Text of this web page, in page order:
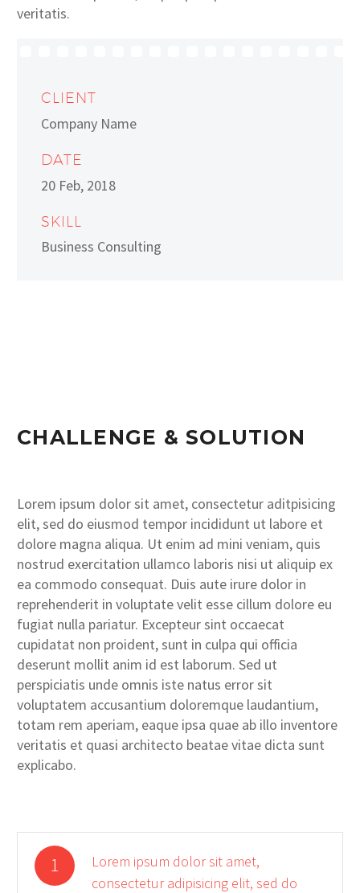
veritatis.
CLIENT
Company Name
DATE
20 Feb, 2018
SKILL
Business Consulting
CHALLENGE & SOLUTION
Lorem ipsum dolor sit amet, consectetur aditpisicing
elit, sed do eiusmod tempor incididunt ut labore et
dolore magna aliqua. Ut enim ad mini veniam, quis
nostrud exercitation ullamco laboris nisi ut aliquip ex
ea commodo consequat. Duis aute irure dolor in
reprehenderit in voluptate velit esse cillum dolore eu
fugiat nulla pariatur. Excepteur sint occaecat
cupidatat non proident, sunt in culpa qui officia
deserunt mollit anim id est laborum. Sed ut
perspiciatis unde omnis iste natus error sit
voluptatem accusantium doloremque laudantium,
totam rem aperiam, eaque ipsa quae ab illo inventore
veritatis et quasi architecto beatae vitae dicta sunt
explicabo.
1
Lorem ipsum dolor sit amet,
consectetur adipisicing elit, sed do